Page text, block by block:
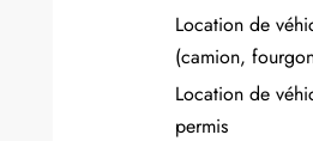
Location de
(camion,
Location de
permis